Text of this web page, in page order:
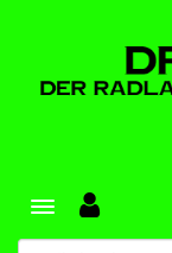
Toggle navigation